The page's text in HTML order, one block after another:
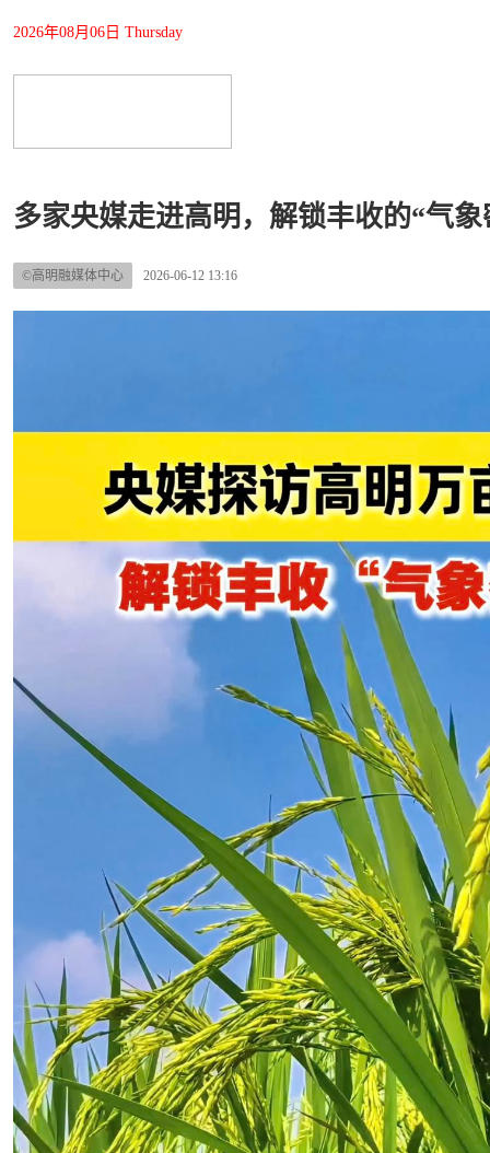
2026年08月06日 Thursday
多家央媒走进高明，解锁丰收的“气象
©高明融媒体中心 2026-06-12 13:16